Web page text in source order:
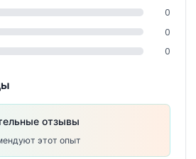
0
0
0
отзывы
этот опыт